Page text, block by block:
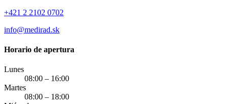
+421 2 2102 0702
info@medirad.sk
Horario de apertura
Lunes
08:00 – 16:00
Martes
08:00 – 18:00